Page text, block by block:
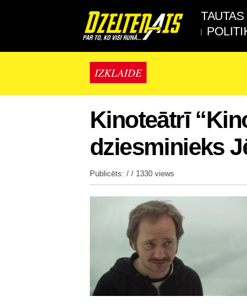
IZKLAIDE
Kinoteātrī
dziesminieks
Publicēts: / / 1330 views